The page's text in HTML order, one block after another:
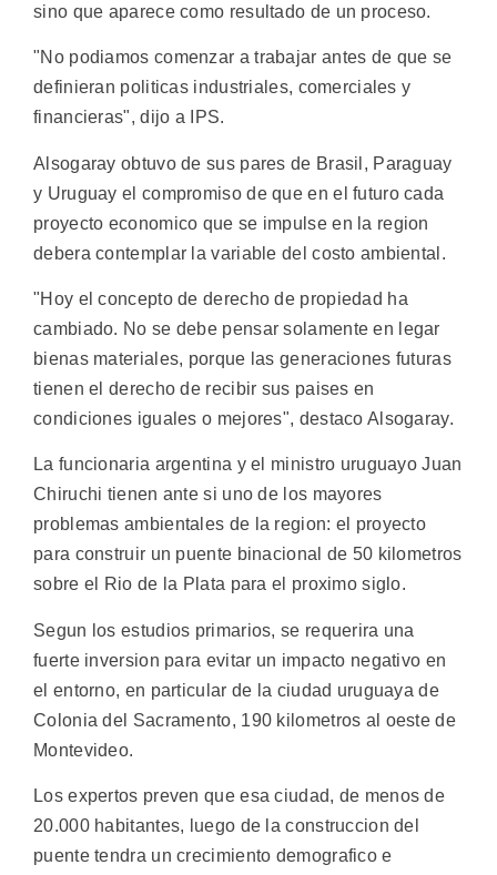
sino que aparece como resultado de un proceso.
"No podiamos comenzar a trabajar antes de que se
definieran politicas industriales, comerciales y
financieras", dijo a IPS.
Alsogaray obtuvo de sus pares de Brasil, Paraguay
y Uruguay el compromiso de que en el futuro cada
proyecto economico que se impulse en la region
debera contemplar la variable del costo ambiental.
"Hoy el concepto de derecho de propiedad ha
cambiado. No se debe pensar solamente en legar
bienas materiales, porque las generaciones futuras
tienen el derecho de recibir sus paises en
condiciones iguales o mejores", destaco Alsogaray.
La funcionaria argentina y el ministro uruguayo Juan
Chiruchi tienen ante si uno de los mayores
problemas ambientales de la region: el proyecto
para construir un puente binacional de 50 kilometros
sobre el Rio de la Plata para el proximo siglo.
Segun los estudios primarios, se requerira una
fuerte inversion para evitar un impacto negativo en
el entorno, en particular de la ciudad uruguaya de
Colonia del Sacramento, 190 kilometros al oeste de
Montevideo.
Los expertos preven que esa ciudad, de menos de
20.000 habitantes, luego de la construccion del
puente tendra un crecimiento demografico e